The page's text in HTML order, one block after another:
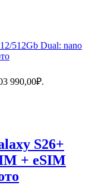
990,00₽.
S26+
+ eSIM